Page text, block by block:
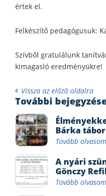
értek el.
Felkészítő pedagógusuk:
Szívből gratulálunk
kimagasló eredményükre!
Vissza az előző oldalra
További
Bárka
Tovább olvasom
A nyári
Gönczy
Tovább olvasom